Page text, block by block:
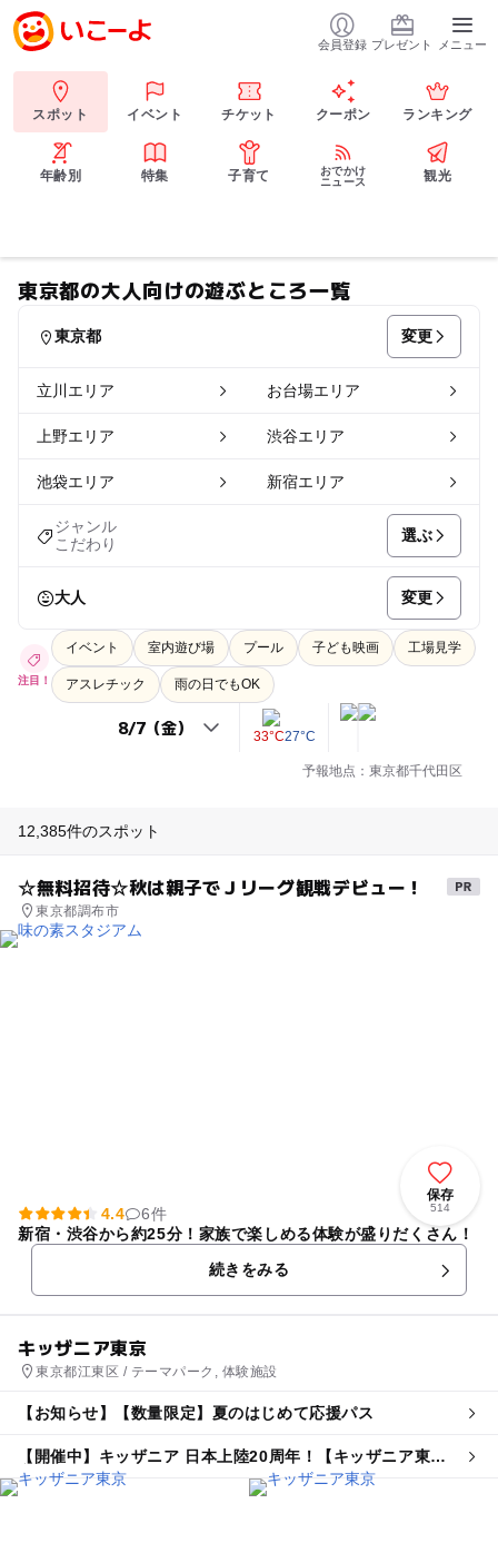
会員登録 プレゼント メニュー
スポット イベント チケット クーポン ランキング
年齢別 特集 子育て
おでかけ
ニュース
観光
東京都の大人向けの遊ぶところ一覧
東京都 変更
立川エリア お台場エリア
上野エリア 渋谷エリア
池袋エリア 新宿エリア
ジャンル
こだわり
選ぶ
大人 変更
注目！
イベント 室内遊び場 プール 子ども映画 工場見学
アスレチック 雨の日でもOK
33°C27°C
予報地点：東京都千代田区
12,385件のスポット
☆無料招待☆秋は親子でＪリーグ観戦デビュー！
東京都調布市
保存
514
4.4
6件
新宿・渋谷から約25分！家族で楽しめる体験が盛りだくさん！
続きをみる
キッザニア東京
東京都江東区 / テーマパーク, 体験施設
【お知らせ】【数量限定】夏のはじめて応援パス
【開催中】キッザニア 日本上陸20周年！【キッザニア東
京】